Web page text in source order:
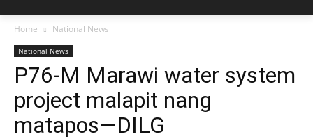
Home National News
National News
P76-M Marawi water system
project malapit nang
matapos—DILG